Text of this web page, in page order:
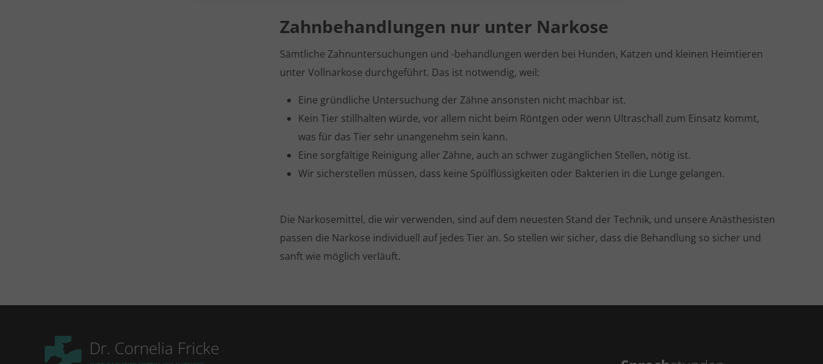
Zahnbehandlungen nur unter Narkose
Sämtliche Zahnuntersuchungen und -behandlungen werden bei Hunden, Katzen und kleinen Heimtieren
unter Vollnarkose durchgeführt. Das ist notwendig, weil:
Eine gründliche Untersuchung der Zähne ansonsten nicht machbar ist.
Kein Tier stillhalten würde, vor allem nicht beim Röntgen oder wenn Ultraschall zum Einsatz kommt,
was für das Tier sehr unangenehm sein kann.
Eine sorgfältige Reinigung aller Zähne, auch an schwer zugänglichen Stellen, nötig ist.
Wir sicherstellen müssen, dass keine Spülflüssigkeiten oder Bakterien in die Lunge gelangen.
Die Narkosemittel, die wir verwenden, sind auf dem neuesten Stand der Technik, und unsere Anästhesisten
passen die Narkose individuell auf jedes Tier an. So stellen wir sicher, dass die Behandlung so sicher und
sanft wie möglich verläuft.
Dr. Cornelia Fricke